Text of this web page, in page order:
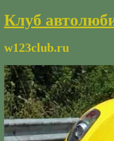
Клуб
w123club.ru